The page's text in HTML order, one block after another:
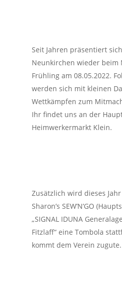
Seit Jahren präsentiert
Neunkirchen wieder beim
Frühling am 08.05.2022.
werden sich mit kleinen
Wettkämpfen zum
Ihr findet uns an der
Heimwerkermarkt Klein.
Zusätzlich wird dieses
Sharon’s SEW’N’GO
„SIGNAL IDUNA
Fitzlaff“ eine Tombola
kommt dem Verein zugute.